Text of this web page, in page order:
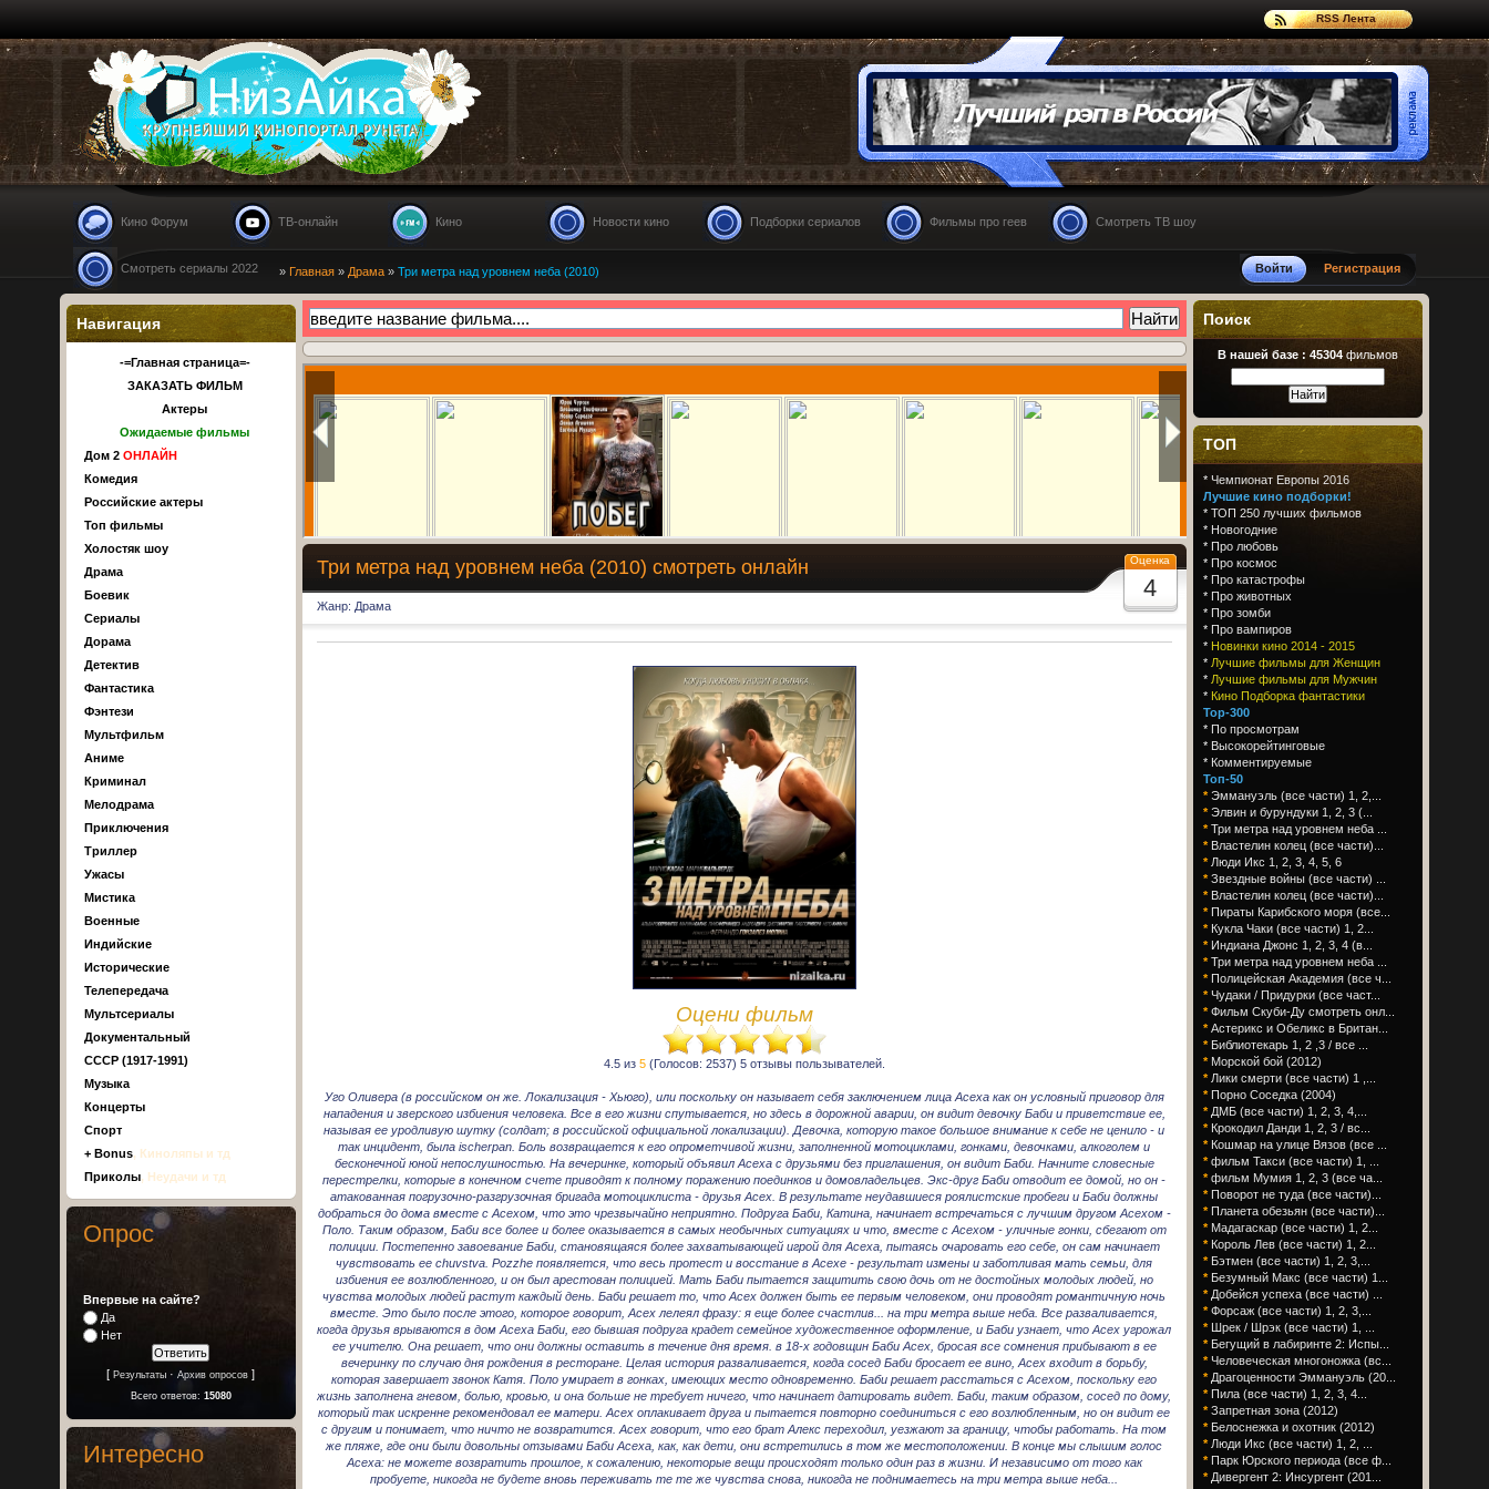
RSS Лента
Nizaika.ru
Кино Форум ТВ-онлайн Кино Новости кино Подборки сериалов Фильмы про геев Смотреть ТВ шоу
Смотреть сериалы 2022 Войти Регистрация
» Главная» Драма» Три метра над уровнем неба (2010)
Три метра над уровнем неба (2010) смотреть онлайн
Жанр: Драма
Оценка
4
Оцени фильм
4.5 из 5(Голосов: 2537) 5 отзывы пользывателей.
Уго Оливера (в российском он же. Локализация - Хьюго), или поскольку он называет себя заключением лица Асеха как он условный приговор для
нападения и зверского избиения человека. Все в его жизни спутывается, но здесь в дорожной аварии, он видит девочку Баби и приветствие ее,
называя ее уродливую шутку (солдат; в российской официальной локализации). Девочка, которую такое большое внимание к себе не ценило - и
так инцидент, была ischerpan. Боль возвращается к его опрометчивой жизни, заполненной мотоциклами, гонками, девочками, алкоголем и
бесконечной юной непослушностью. На вечеринке, который объявил Асеха с друзьями без приглашения, он видит Баби. Начните словесные
перестрелки, которые в конечном счете приводят к полному поражению поединков и домовладельцев. Экс-друг Баби отводит ее домой, но он -
атакованная погрузочно-разгрузочная бригада мотоциклиста - друзья Асех. В результате неудавшиеся роялистские пробеги и Баби должны
добраться до дома вместе с Асехом, что это чрезвычайно неприятно. Подруга Баби, Катина, начинает встречаться с лучшим другом Асехом -
Поло. Таким образом, Баби все более и более оказывается в самых необычных ситуациях и что, вместе с Асехом - уличные гонки, сбегают от
полиции. Постепенно завоевание Баби, становящаяся более захватывающей игрой для Асеха, пытаясь очаровать его себе, он сам начинает
чувствовать ее chuvstva. Pozzhe появляется, что весь протест и восстание в Асехе - результат измены и заботливая мать семьи, для
избиения ее возлюбленного, и он был арестован полицией. Мать Баби пытается защитить свою дочь от не достойных молодых людей, но
чувства молодых людей растут каждый день. Баби решает то, что Асех должен быть ее первым человеком, они проводят романтичную ночь
вместе. Это было после этого, которое говорит, Асех лелеял фразу: я еще более счастлив... на три метра выше неба. Все разваливается,
когда друзья врываются в дом Асеха Баби, его бывшая подруга крадет семейное художественное оформление, и Баби узнает, что Асех угрожал
ее учителю. Она решает, что они должны оставить в течение дня время. в 18-х годовщин Баби Асех, бросая все сомнения прибывают в ее
вечеринку по случаю дня рождения в ресторане. Целая история разваливается, когда сосед Баби бросает ее вино, Асех входит в борьбу,
которая завершает звонок Катя. Поло умирает в гонках, имеющих место одновременно. Баби решает расстаться с Асехом, поскольку его
жизнь заполнена гневом, болью, кровью, и она больше не требует ничего, что начинает датировать видет. Баби, таким образом, сосед по дому,
который так искренне рекомендовал ее матери. Асех оплакивает друга и пытается повторно соединиться с его возлюбленным, но он видит ее
с другим и понимает, что ничто не возвратится. Асех говорит, что его брат Алекс переходил, уезжают за границу, чтобы работать. На том
же пляже, где они были довольны отзывами Баби Асеха, как, как дети, они встретились в том же местоположении. В конце мы слышим голос
Асеха: не можете возвратить прошлое, к сожалению, некоторые вещи происходят только один раз в жизни. И независимо от того как
пробуете, никогда не будете вновь переживать те те же чувства снова, никогда не поднимаетесь на три метра выше неба...
Поиск
В нашей базе : 45304 фильмов
ТОП
*Чемпионат Европы 2016
Лучшие кино подборки!
*ТОП 250 лучших фильмов
* Новогодние
*Про любовь
*Про космос
*Про катастрофы
*Про животных
*Про зомби
*Про вампиров
* Новинки кино 2014 - 2015
* Лучшие фильмы для Женщин
* Лучшие фильмы для Мужчин
* Кино Подборка фантастики
Top-300
*По просмотрам
* Высокорейтинговые
* Комментируемые
Топ-50
* Эммануэль (все части) 1, 2,...
* Элвин и бурундуки 1, 2, 3 (...
* Три метра над уровнем неба ...
* Властелин колец (все части)...
* Люди Икс 1, 2, 3, 4, 5, 6
* Звездные войны (все части) ...
* Властелин колец (все части)...
* Пираты Карибского моря (все...
* Кукла Чаки (все части) 1, 2...
* Индиана Джонс 1, 2, 3, 4 (в...
* Три метра над уровнем неба ...
* Полицейская Академия (все ч...
* Чудаки / Придурки (все част...
* Фильм Скуби-Ду смотреть онл...
* Астерикс и Обеликс в Британ...
* Библиотекарь 1, 2 ,3 / все ...
* Морской бой (2012)
* Лики смерти (все части) 1 ,...
* Порно Соседка (2004)
* ДМБ (все части) 1, 2, 3, 4,...
* Крокодил Данди 1, 2, 3 / вс...
* Кошмар на улице Вязов (все ...
* фильм Такси (все части) 1, ...
* фильм Мумия 1, 2, 3 (все ча...
* Поворот не туда (все части)...
* Планета обезьян (все части)...
* Мадагаскар (все части) 1, 2...
* Король Лев (все части) 1, 2...
* Бэтмен (все части) 1, 2, 3,...
* Безумный Макс (все части) 1...
* Добейся успеха (все части) ...
* Форсаж (все части) 1, 2, 3,...
* Шрек / Шрэк (все части) 1, ...
* Бегущий в лабиринте 2: Испы...
* Человеческая многоножка (вс...
* Драгоценности Эммануэль (20...
* Пила (все части) 1, 2, 3, 4...
* Запретная зона (2012)
* Белоснежка и охотник (2012)
* Люди Икс (все части) 1, 2, ...
* Парк Юрского периода (все ф...
* Дивергент 2: Инсургент (201...
Навигация
-=Главная страница=-
ЗАКАЗАТЬ ФИЛЬМ
Актеры
Ожидаемые фильмы
Дом 2 ОНЛАЙН
Комедия
Российские актеры
Топ фильмы
Холостяк шоу
Драма
Боевик
Сериалы
Дорама
Детектив
Фантастика
Фэнтези
Мультфильм
Аниме
Криминал
Мелодрама
Приключения
Триллер
Ужасы
Мистика
Военные
Индийские
Исторические
Телепередача
Мультсериалы
Документальный
СССР (1917-1991)
Музыка
Концерты
Спорт
+ Bonus, Киноляпы и тд
Приколы, Неудачи и тд
Опрос
Впервые на сайте?
Да
Нет
[Результаты ·Архив опросов ]
Всего ответов: 15080
Интересно